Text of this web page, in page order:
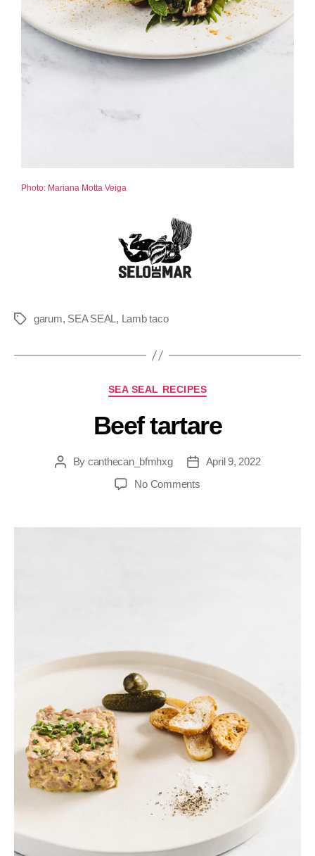
Photo: Mariana Motta Veiga
garum, SEA SEAL , Lamb taco
SEA SEAL RECIPES
Beef tartare
By canthecan_bfmhxg
April 9, 2022
No Comments